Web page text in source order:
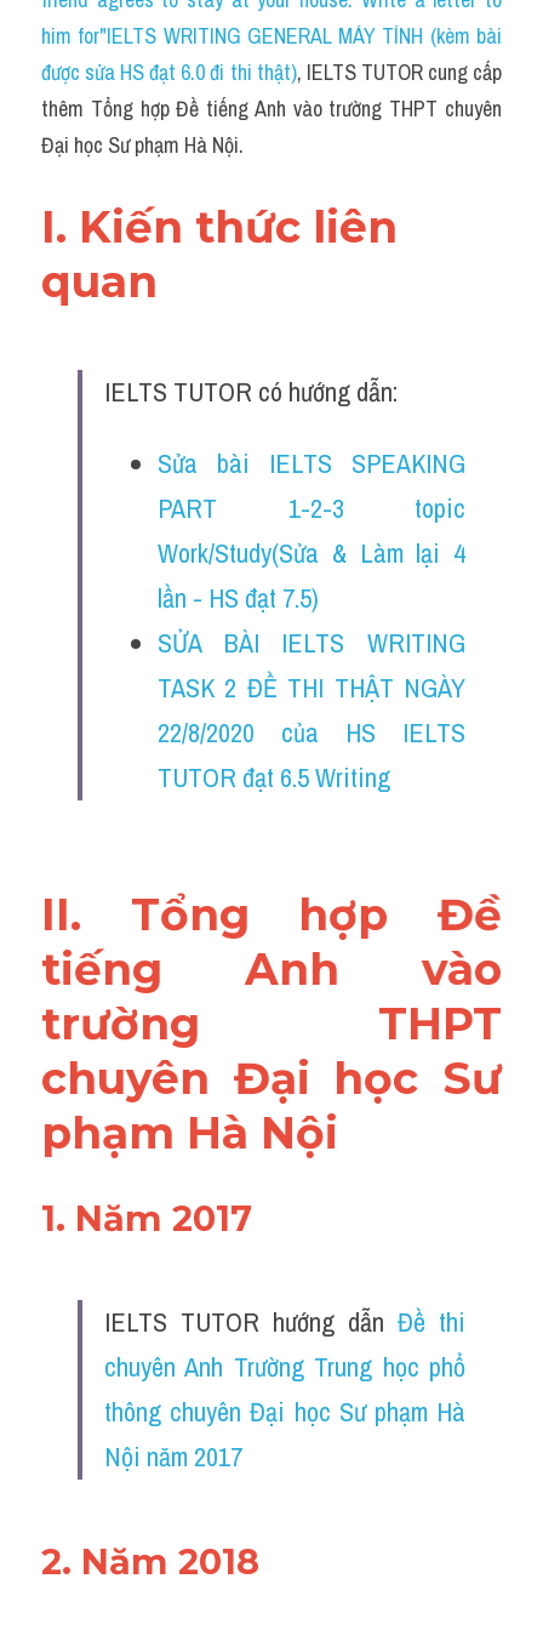
Đề thi thật Task 1
Cách dùng từ
Task 1
Phân biệt từ
IELTS Advice
Đề thi thật Task 2
him for"IELTS WRITING GENERAL MÁY TÍNH (kèm bài
được sửa HS đạt 6.0 đi thi thật), IELTS TUTOR cung cấp
thêm Tổng hợp Đề tiếng Anh vào trường THPT chuyên
Đại học Sư phạm Hà Nội.
I. Kiến thức liên
quan
IELTS TUTOR có hướng dẫn:
Sửa bài IELTS SPEAKING
PART 1-2-3 topic
Work/Study(Sửa & Làm lại 4
lần - HS đạt 7.5)
SỬA BÀI IELTS WRITING
TASK 2 ĐỀ THI THẬT NGÀY
22/8/2020 của HS IELTS
TUTOR đạt 6.5 Writing
II. Tổng hợp Đề
tiếng Anh vào
trường THPT
chuyên Đại học Sư
phạm Hà Nội
1. Năm 2017
IELTS TUTOR hướng dẫn Đề thi
chuyên Anh Trường Trung học phổ
thông chuyên Đại học Sư phạm Hà
Nội năm 2017
2. Năm 2018